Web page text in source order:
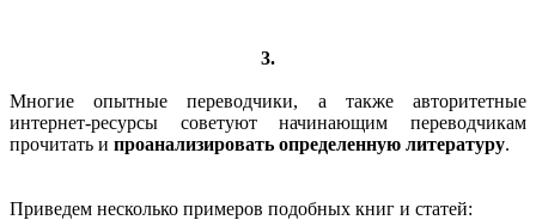
3.
Многие опытные переводчики, а также авторитетные
интернет-ресурсы советуют начинающим переводчикам
прочитать и проанализировать определенную литературу.
Приведем несколько примеров подобных книг и статей: